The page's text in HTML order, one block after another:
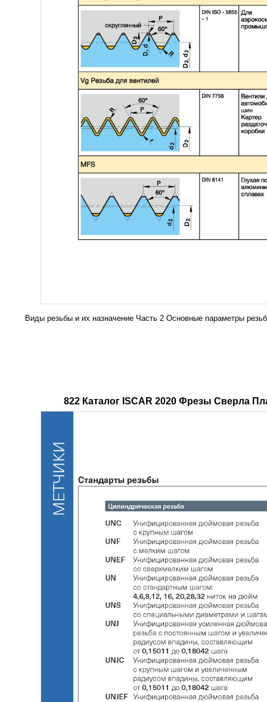
Виды резьбы и их назначение Часть 2 Основные параметры
822 Каталог ISCAR 2020 Фрезы Сверла